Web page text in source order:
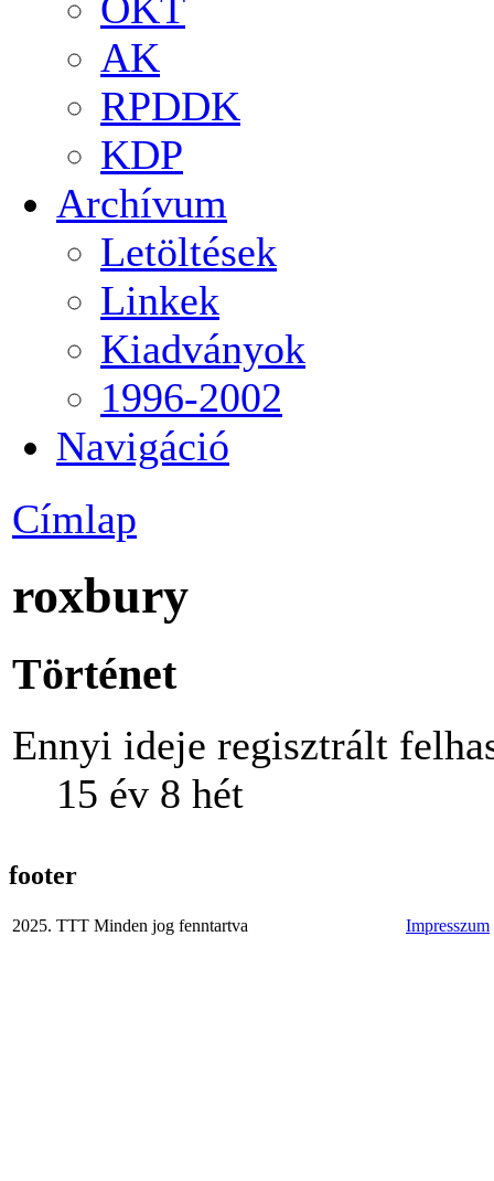
AK
RPDDK
KDP
Archívum
Letöltések
Linkek
Kiadványok
1996-2002
Navigáció
Címlap
roxbury
Történet
Ennyi ideje regisztrált
15 év 8 hét
footer
2025. TTT Minden jog fenntartva Impresszum